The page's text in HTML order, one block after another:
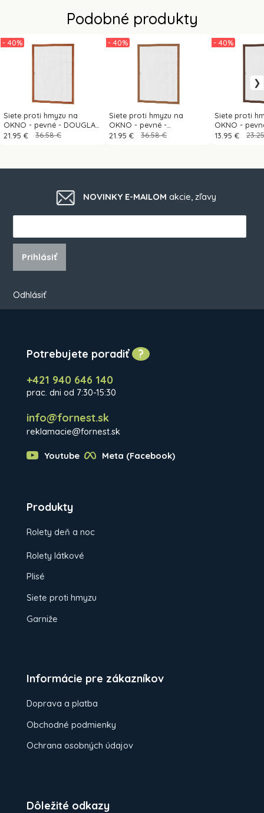
Podobné produkty
Siete proti hmyzu na
OKNO - pevné - DOUGLAS
renolit
- 40%
21.95 € 36.58 €
Siete proti hmyzu na
OKNO - pevné -
WINCHESTER XA renolit
- 40%
21.95 € 36.58 €
Siete proti
OKNO -
- 40%
13.95 €
NOVINKY E-MAILOM akcie, zľavy
Prihlásiť
Odhlásiť
Potrebujete poradiť?
+421 940 646 140
prac. dni od 7:30-15:30
info@fornest.sk
reklamacie@fornest.sk
Youtube Meta (Facebook)
Produkty
Rolety deň a noc
Rolety látkové
Plisé
Siete proti hmyzu
Garniže
Informácie pre zákazníkov
Doprava a platba
Obchodné podmienky
Ochrana osobných údajov
Dôležité odkazy